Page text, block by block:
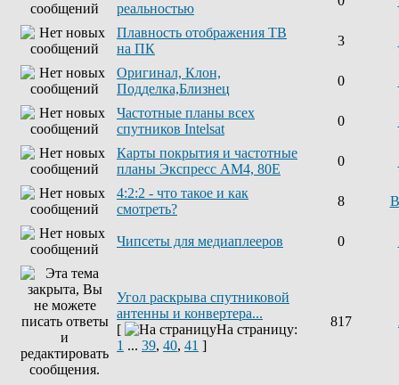
реальностью
Плавность отображения ТВ
на ПК
3
Оригинал, Клон,
Подделка,Близнец
0
Частотные планы всех
спутников Intelsat
0
Карты покрытия и частотные
планы Экспресс AM4, 80E
0
4:2:2 - что такое и как
смотреть?
8
Чипсеты для медиаплееров 0
Угол раскрыва спутниковой
антенны и конвертера...
[
На страницу:
1 ... 39, 40, 41 ]
817